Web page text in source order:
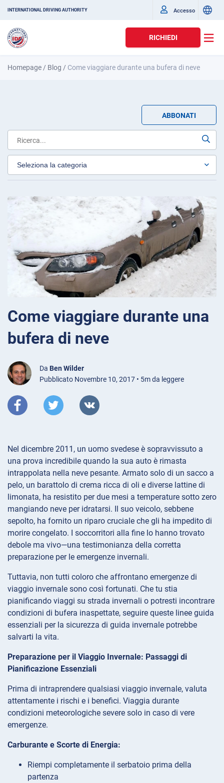
INTERNATIONAL DRIVING AUTHORITY Accesso
RICHIEDI
Homepage / Blog / Come viaggiare durante una bufera di neve
ABBONATI
Come viaggiare durante una
bufera di neve
Da Ben Wilder
Pubblicato Novembre 10, 2017 • 5m da leggere
Nel dicembre 2011, un uomo svedese è sopravvissuto a
una prova incredibile quando la sua auto è rimasta
intrappolata nella neve pesante. Armato solo di un sacco a
pelo, un barattolo di crema ricca di oli e diverse lattine di
limonata, ha resistito per due mesi a temperature sotto zero
mangiando neve per idratarsi. Il suo veicolo, sebbene
sepolto, ha fornito un riparo cruciale che gli ha impedito di
morire congelato. I soccorritori alla fine lo hanno trovato
debole ma vivo—una testimonianza della corretta
preparazione per le emergenze invernali.
Tuttavia, non tutti coloro che affrontano emergenze di
viaggio invernale sono così fortunati. Che tu stia
pianificando viaggi su strada invernali o potresti incontrare
condizioni di bufera inaspettate, seguire queste linee guida
essenziali per la sicurezza di guida invernale potrebbe
salvarti la vita.
Preparazione per il Viaggio Invernale: Passaggi di
Pianificazione Essenziali
Prima di intraprendere qualsiasi viaggio invernale, valuta
attentamente i rischi e i benefici. Viaggia durante
condizioni meteorologiche severe solo in caso di vere
emergenze.
Carburante e Scorte di Energia:
Riempi completamente il serbatoio prima della
partenza